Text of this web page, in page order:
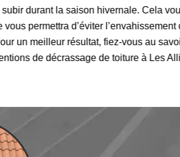
la saison hivernale. Cela vous
d’éviter l’envahissement de
résultat, fiez-vous au savoir-faire
décrassage de toiture à Les Allies et